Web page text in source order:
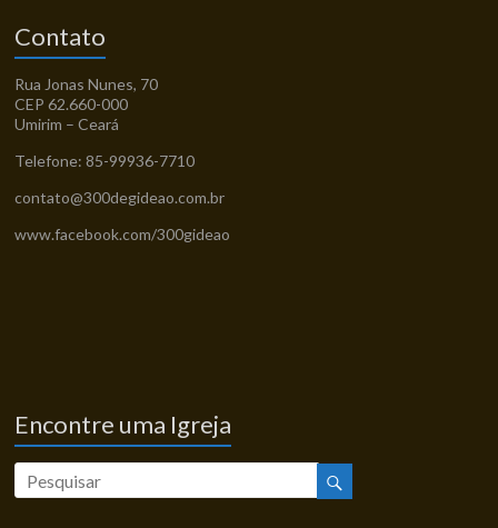
Contato
Rua Jonas Nunes, 70
CEP 62.660-000
Umirim – Ceará
Telefone: 85-99936-7710
contato@300degideao.com.br
www.facebook.com/300gideao
Encontre uma Igreja